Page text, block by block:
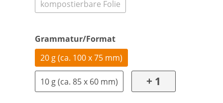
kompostierbare Folie
Grammatur/Format
20 g (ca. 100 x 75 mm)
10 g (ca. 85 x 60 mm) + 1